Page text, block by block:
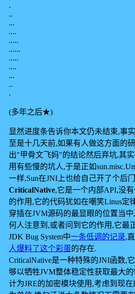
.
..
...
....
.....
......
.....
....
...
..
.
(多年之后★)
显然进度条告诉你本文仍未结束,事
至是十几天前,如果有人做这方面的
出"甲骨文飞妈"的结论然后弃坑,其实
用有些慢的坑人,于是正如
一样,Sun在JNI上也给自己开了个后
CriticalNative,它是一个内部API,没
的作用,它的代码犹如在嘲笑Linus定
穿插在JVM源码的最显眼的位置当
何人注意到,或者问到它的作用,它最
JDK Bug System中一条低调的记录,
人爆料了这个彩蛋的存在.
CriticalNative是一种特殊的JNI函数,
够以牺牲JVM整体稳定性获取最大
计为JRE的加密模块使用,考虑到现